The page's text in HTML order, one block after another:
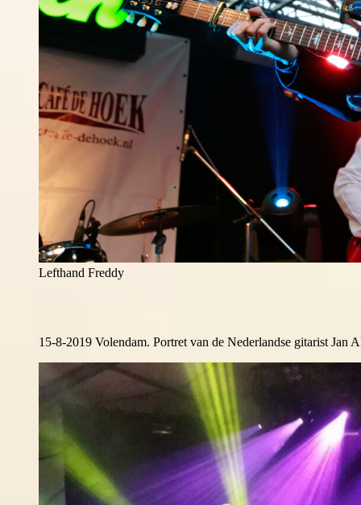
Lefthand Freddy
15-8-2019 Volendam. Portret van de Nederlandse gitarist Jan